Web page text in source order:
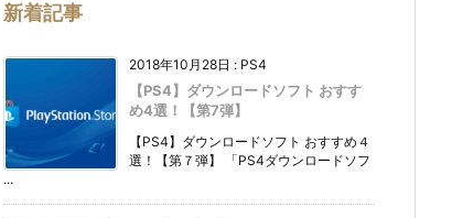
新着記事
2018年10月28日 : PS4
【PS4】ダウンロードソフト おすす
め4選！【第7弾】
【PS4】ダウンロードソフト おすすめ４
選！【第７弾】 「PS4ダウンロードソフ
...